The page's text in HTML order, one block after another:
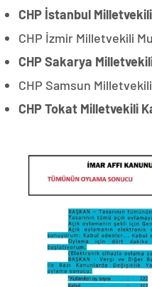
CHP İstanbul
CHP İzmir Milletvekili
CHP Sakarya
CHP Samsun
CHP Tokat Milletvekili